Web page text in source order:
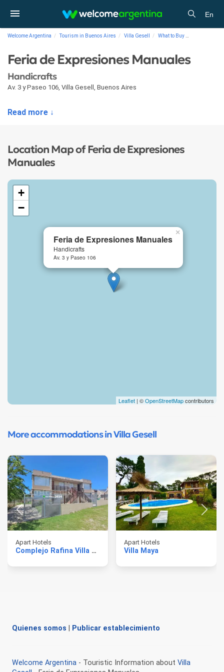
En
Welcome Argentina Tourism in Buenos Aires Villa Gesell What to Buy
Feria de Expresiones Manuales
Handicrafts
Av. 3 y Paseo 106, Villa Gesell , Buenos Aires
Read more ↓
Location Map of Feria de Expresiones
Manuales
Feria de Expresiones Manuales
Handicrafts
Av. 3 y Paseo 106
×
+
−
Leaflet | ©OpenStreetMapcontributors
More accommodations in Villa Gesell
Apart Hotels
Complejo Rafina Villa Gesell
Apart Hotels
Villa Maya
Quienes somos Publicar establecimiento
Welcome Argentina - Touristic Information about Villa